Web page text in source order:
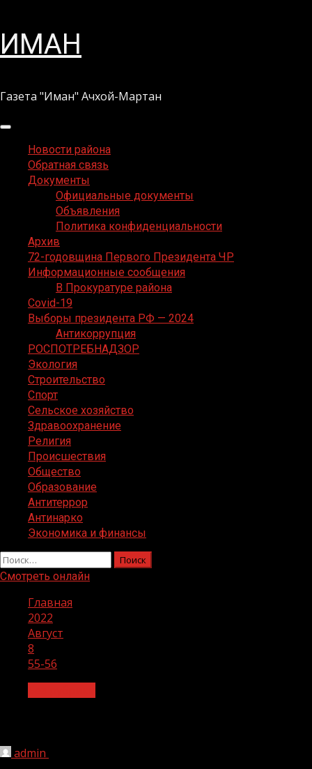
Перейти
кИМАН
Газета "Иман" Ачхой-Мартан
Основное
менюНовости района
Обратная связь
Документы
Официальные документы
Объявления
Политика конфиденциальности
Архив
72-годовщина Первого Президента ЧР
Информационные сообщения
В Прокуратуре района
Covid-19
Выборы президента РФ — 2024
Антикоррупция
РОСПОТРЕБНАДЗОР
Экология
Строительство
Спорт
Сельское хозяйство
Здравоохранение
Религия
Происшествия
Общество
Образование
Антитеррор
Антинарко
Экономика и финансы
Найти:
Смотреть онлайн
Главная
2022
Август
8
55-56
admin